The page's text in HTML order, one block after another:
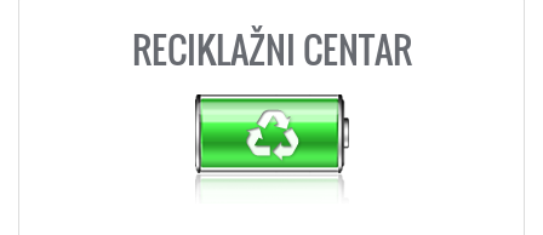
RECIKLAŽNI CENTAR